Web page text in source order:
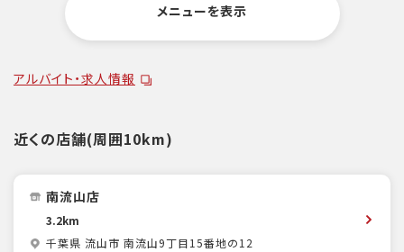
メニューを表示
アルバイト・求人情報
近くの店舗(周囲10km)
南流山店
3.2km
千葉県 流山市 南流山9丁目15番地の12